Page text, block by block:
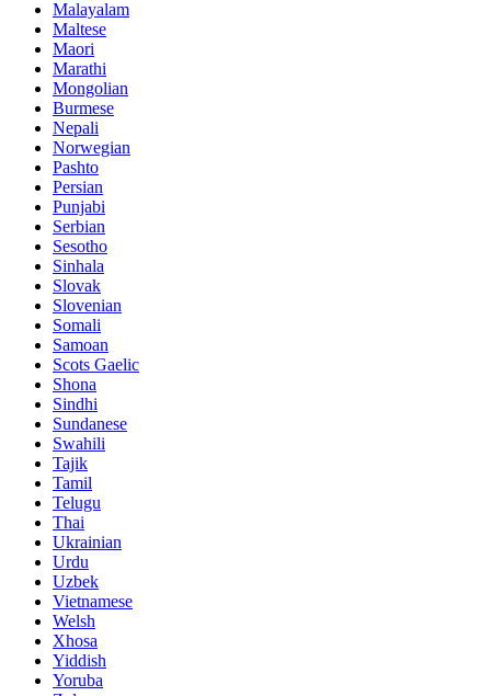
Malayalam
Maltese
Maori
Marathi
Mongolian
Burmese
Nepali
Norwegian
Pashto
Persian
Punjabi
Serbian
Sesotho
Sinhala
Slovak
Slovenian
Somali
Samoan
Scots Gaelic
Shona
Sindhi
Sundanese
Swahili
Tajik
Tamil
Telugu
Thai
Ukrainian
Urdu
Uzbek
Vietnamese
Welsh
Xhosa
Yiddish
Yoruba